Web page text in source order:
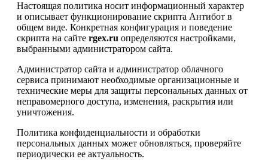
Настоящая политика носит информационный характер
и описывает функционирование скрипта Антибот в
общем виде. Конкретная конфигурация и поведение
скрипта на сайте rgex.ru определяются настройками,
выбранными администратором сайта.
Администратор сайта и администратор облачного
сервиса принимают необходимые организационные и
технические меры для защиты персональных данных от
неправомерного доступа, изменения, раскрытия или
уничтожения.
Политика конфиденциальности и обработки
персональных данных может обновляться, проверяйте
периодически ее актуальность.